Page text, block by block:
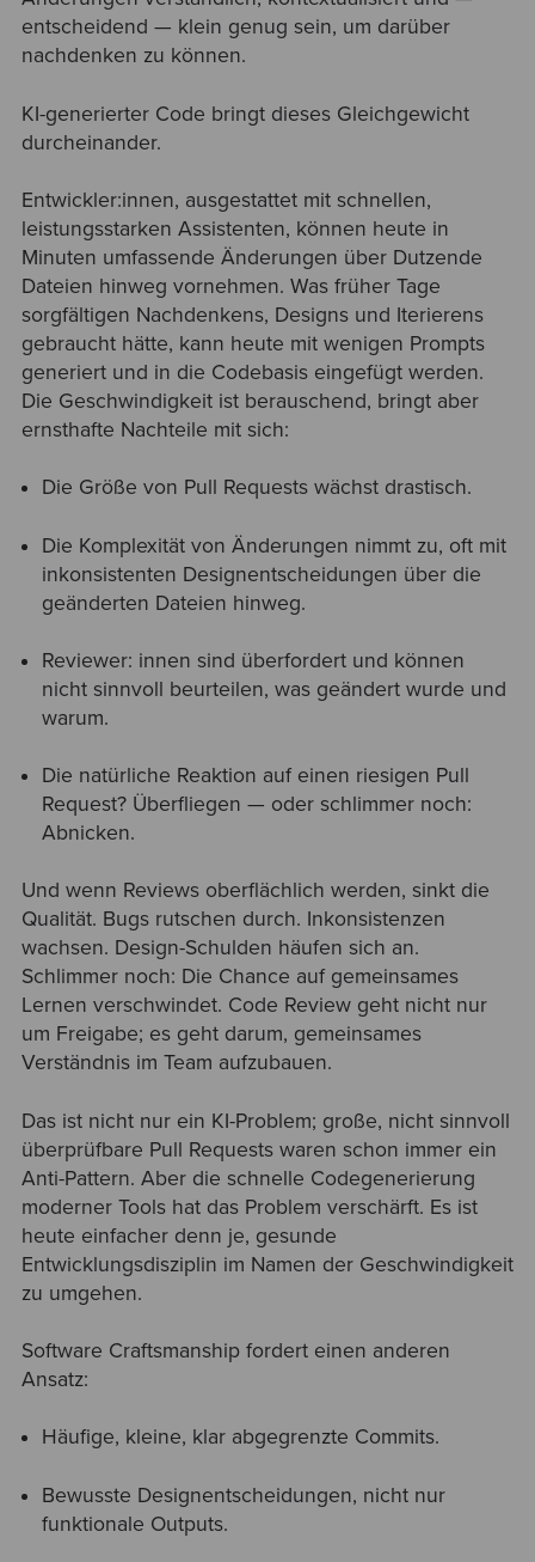
entscheidend — klein genug sein, um darüber
nachdenken zu können.
KI-generierter Code bringt dieses Gleichgewicht
durcheinander.
Entwickler:innen, ausgestattet mit schnellen,
leistungsstarken Assistenten, können heute in
Minuten umfassende Änderungen über Dutzende
Dateien hinweg vornehmen. Was früher Tage
sorgfältigen Nachdenkens, Designs und Iterierens
gebraucht hätte, kann heute mit wenigen Prompts
generiert und in die Codebasis eingefügt werden.
Die Geschwindigkeit ist berauschend, bringt aber
ernsthafte Nachteile mit sich:
Die Größe von Pull Requests wächst drastisch.
Die Komplexität von Änderungen nimmt zu, oft mit
inkonsistenten Designentscheidungen über die
geänderten Dateien hinweg.
Reviewer: innen sind überfordert und können
nicht sinnvoll beurteilen, was geändert wurde und
warum.
Die natürliche Reaktion auf einen riesigen Pull
Request? Überfliegen — oder schlimmer noch:
Abnicken.
Und wenn Reviews oberflächlich werden, sinkt die
Qualität. Bugs rutschen durch. Inkonsistenzen
wachsen. Design-Schulden häufen sich an.
Schlimmer noch: Die Chance auf gemeinsames
Lernen verschwindet. Code Review geht nicht nur
um Freigabe; es geht darum, gemeinsames
Verständnis im Team aufzubauen.
Das ist nicht nur ein KI-Problem; große, nicht sinnvoll
überprüfbare Pull Requests waren schon immer ein
Anti-Pattern. Aber die schnelle Codegenerierung
moderner Tools hat das Problem verschärft. Es ist
heute einfacher denn je, gesunde
Entwicklungsdisziplin im Namen der Geschwindigkeit
zu umgehen.
Software Craftsmanship fordert einen anderen
Ansatz:
Häufige, kleine, klar abgegrenzte Commits.
Bewusste Designentscheidungen, nicht nur
funktionale Outputs.